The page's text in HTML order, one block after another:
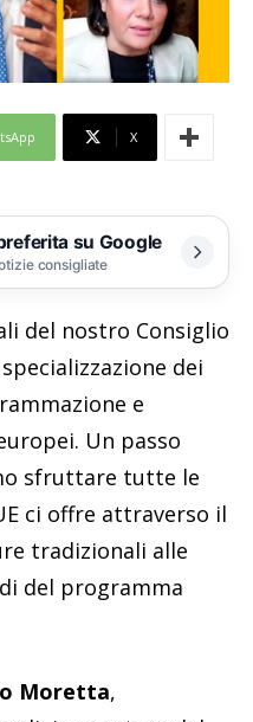
X
su Google
consigliate
del nostro Consiglio
dei
e
Un passo
sfruttare tutte le
ci offre attraverso il
tradizionali alle
del programma
Moretta,